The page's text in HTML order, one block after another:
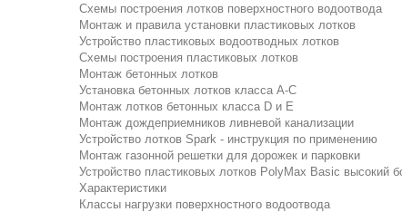
Схемы построения лотков поверхностного водоотвода
Монтаж и правила установки пластиковых лотков
Устройство пластиковых водоотводных лотков
Схемы построения пластиковых лотков
Монтаж бетонных лотков
Установка бетонных лотков класса A-C
Монтаж лотков бетонных класса D и E
Монтаж дождеприемников ливневой канализации
Устройство лотков Spark - инструкция по применению
Монтаж газонной решетки для дорожек и парковки
Устройство пластиковых лотков PolyMax Basic высокий
Характеристики
Классы нагрузки поверхностного водоотвода